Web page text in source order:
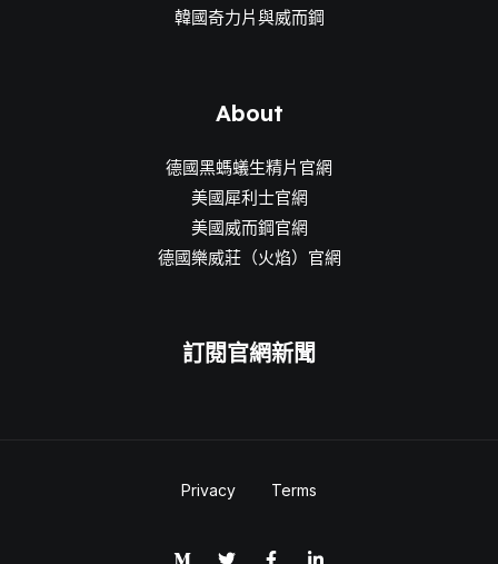
韓國奇力片與威而鋼
About
德國黑螞蟻生精片官網
美國犀利士官網
美國威而鋼官網
德國樂威莊（火焰）官網
訂閱官網新聞
Privacy Terms